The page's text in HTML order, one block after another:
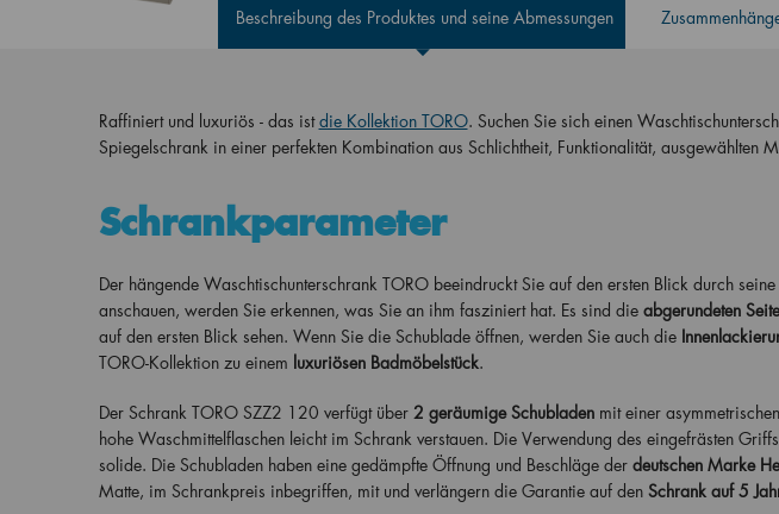
Beschreibung des Produktes und seine Abmessungen
Raffiniert und luxuriös - das ist die Kollektion TORO. Suchen Sie sich einen
Spiegelschrank in einer perfekten Kombination aus Schlichtheit, Funktionalität, ausgewählten
Schrankparameter
Der hängende Waschtischunterschrank TORO beeindruckt Sie auf den ersten Blick durch
anschauen, werden Sie erkennen, was Sie an ihm fasziniert hat. Es sind die abgerundeten
auf den ersten Blick sehen. Wenn Sie die Schublade öffnen, werden Sie auch die
TORO-Kollektion zu einem luxuriösen Badmöbelstück.
Der Schrank TORO SZZ2 120 verfügt über 2 geräumige Schubladen mit einer
hohe Waschmittelflaschen leicht im Schrank verstauen. Die Verwendung des eingefrästen
solide. Die Schubladen haben eine gedämpfte Öffnung und Beschläge der deutschen Marke
Matte, im Schrankpreis inbegriffen, mit und verlängern die Garantie auf den Schrank auf 5